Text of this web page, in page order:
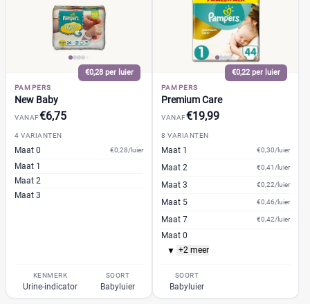
Trekpleister
Supermarkt
Albert Heijn
(0)
Boon's Markt
Dekamarkt
▼ +9 meer
Webshop
(278)
Amazon (10)
Babydrogist (36)
(0)
(59)
€0,28 per luier
PAMPERS
New Baby
VANAF€6,75
4 VARIANTEN
Maat 0 €0,28/luier
Maat 1
Maat 2
Maat 3
KENMERK
Urine-indicator
SOORT
Babyluier
€0,22 per luier
PAMPERS
Premium Care
VANAF€19,99
8 VARIANTEN
Maat 1 €0,30/luier
Maat 2 €0,41/luier
Maat 3 €0,22/luier
Maat 5 €0,46/luier
Maat 7 €0,42/luier
Maat 0
Maat 4
▼ +2 meer
SOORT
Babyluier